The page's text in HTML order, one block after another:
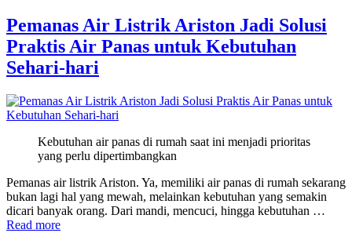
Dari
Kanker
Pemanas Air Listrik Ariston Jadi Solusi
Praktis Air Panas untuk Kebutuhan
Sehari-hari
Kebutuhan air panas di rumah saat ini menjadi prioritas
yang perlu dipertimbangkan
Pemanas air listrik Ariston. Ya, memiliki air panas di rumah sekarang
bukan lagi hal yang mewah, melainkan kebutuhan yang semakin
dicari banyak orang. Dari mandi, mencuci, hingga kebutuhan …
Read more